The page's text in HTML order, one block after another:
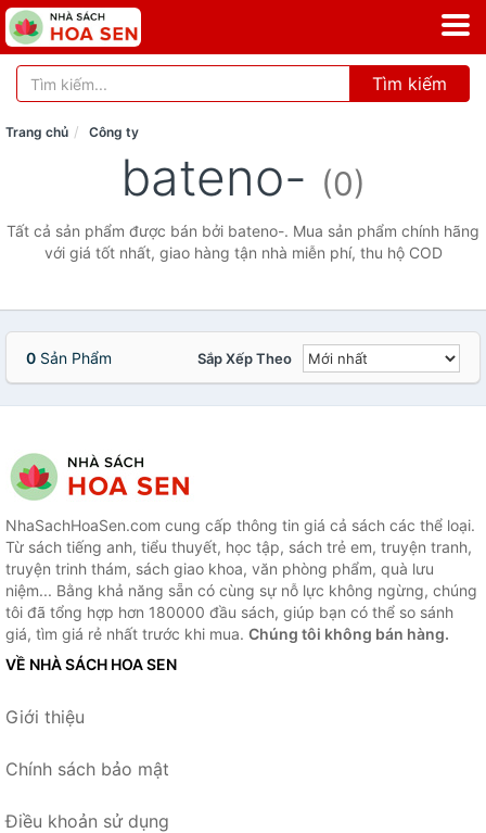
Tìm kiếm
Trang chủ Công ty
bateno- (0)
Tất cả sản phẩm được bán bởi bateno-. Mua sản phẩm chính hãng
với giá tốt nhất, giao hàng tận nhà miễn phí, thu hộ COD
0 Sản Phẩm Sắp Xếp Theo
NhaSachHoaSen.com cung cấp thông tin giá cả sách các thể loại.
Từ sách tiếng anh, tiểu thuyết, học tập, sách trẻ em, truyện tranh,
truyện trinh thám, sách giao khoa, văn phòng phẩm, quà lưu
niệm... Bằng khả năng sẵn có cùng sự nỗ lực không ngừng, chúng
tôi đã tổng hợp hơn 180000 đầu sách, giúp bạn có thể so sánh
giá, tìm giá rẻ nhất trước khi mua. Chúng tôi không bán hàng.
VỀ NHÀ SÁCH HOA SEN
Giới thiệu
Chính sách bảo mật
Điều khoản sử dụng